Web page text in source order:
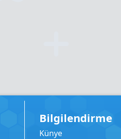
Bilgilendirme
Künye